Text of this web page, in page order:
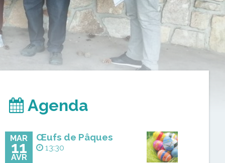
Agenda
MAR
11
AVR
Œufs de Pâques
13:30